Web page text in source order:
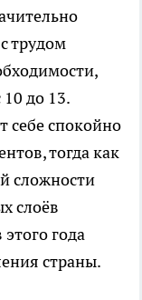
трудом
до 13.
себе спокойно
тогда как
сложности
слоёв
года
страны.